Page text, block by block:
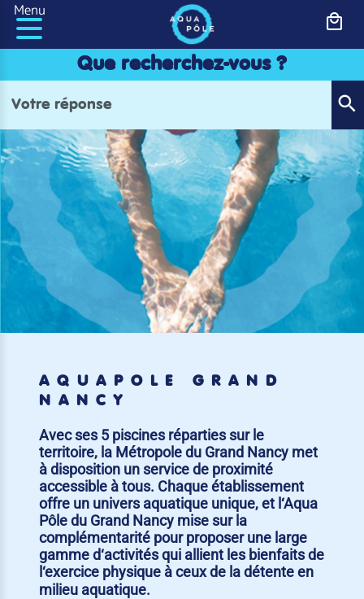
Panneau de gestion des cookies
Menu
Que recherchez-vous ?
AQUAPÔLE GRAND
NANCY
Avec ses 5 piscines réparties sur le
territoire, la Métropole du Grand Nancy met
à disposition un service de proximité
accessible à tous. Chaque établissement
offre un univers aquatique unique, et l‘Aqua
Pôle du Grand Nancy mise sur la
complémentarité pour proposer une large
gamme d‘activités qui allient les bienfaits de
l‘exercice physique à ceux de la détente en
milieu aquatique.